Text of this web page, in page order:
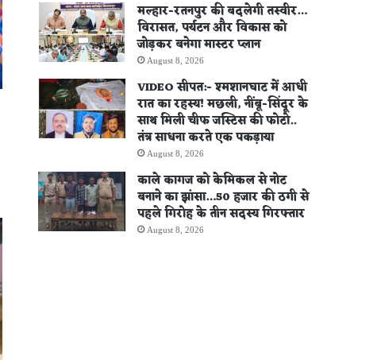
मल्हार-रतनपुर की बदलेगी तस्वीर…
विरासत, पर्यटन और विकास को
जोड़कर बनेगा मास्टर प्लान
August 8, 2026
VIDEO सीपत:- श्मशानघाट में आधी
रात का रहस्य! मछली, नींबू-सिंदूर के
साथ मिली चीफ जस्टिस की फोटो..
तंत्र साधना करते एक पकड़ाया
August 8, 2026
काले कागज को केमिकल से नोट
बनाने का झांसा…50 हजार की ठगी से
पहले गिरोह के तीन सदस्य गिरफ्तार
August 8, 2026